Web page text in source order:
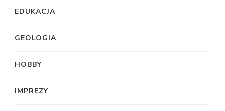
EDUKACJA
GEOLOGIA
HOBBY
IMPREZY